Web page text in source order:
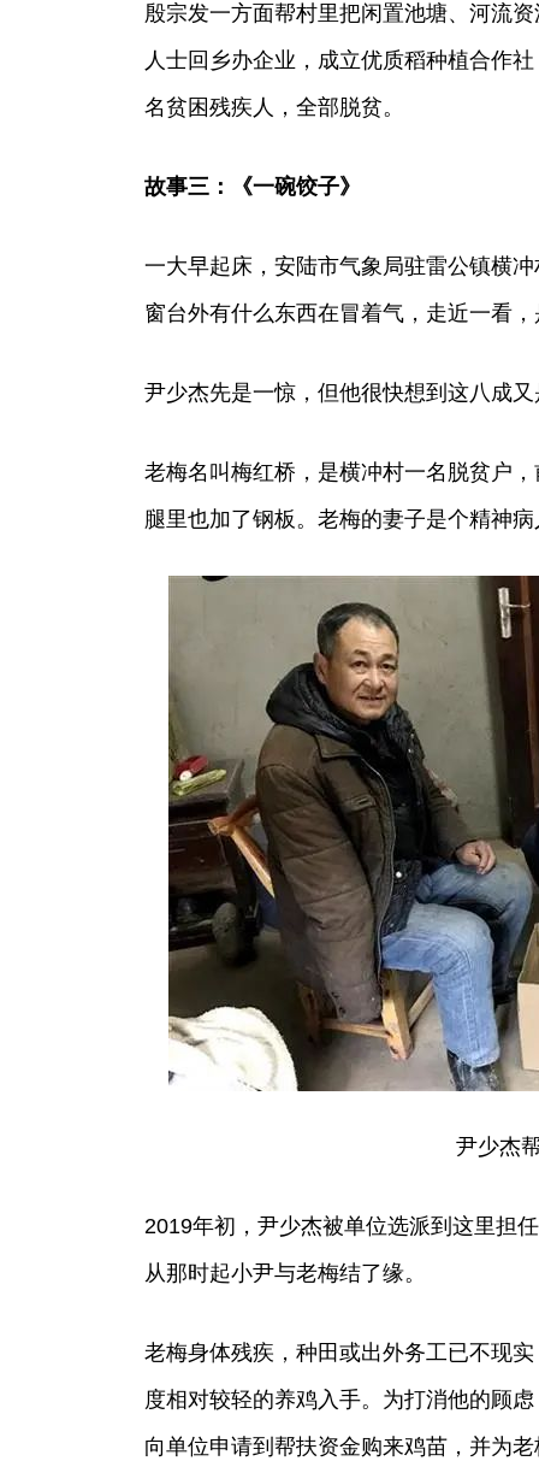
殷宗发一方面帮村里把闲置池塘、河流
人士回乡办企业，成立优质稻种植合作
名贫困残疾人，全部脱贫。
故事三：《一碗饺子》
一大早起床，安陆市气象局驻雷公镇横
窗台外有什么东西在冒着气，走近一看
尹少杰先是一惊，但他很快想到这八成
老梅名叫梅红桥，是横冲村一名脱贫户
腿里也加了钢板。老梅的妻子是个精神
尹少杰
2019年初，尹少杰被单位选派到这里担
从那时起小尹与老梅结了缘。
老梅身体残疾，种田或出外务工已不现
度相对较轻的养鸡入手。为打消他的顾
向单位申请到帮扶资金购来鸡苗，并为